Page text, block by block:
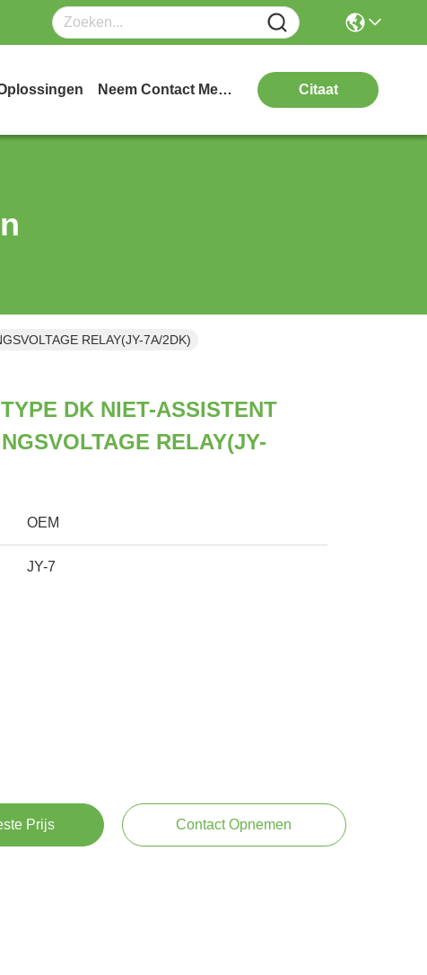
Neem Contact Met Ons Op Citaat
RELAY(JY-7A/2DK)
DK NIET-ASSISTENT
RELAY(JY-
OEM
JY-7
Prijs Contact Opnemen